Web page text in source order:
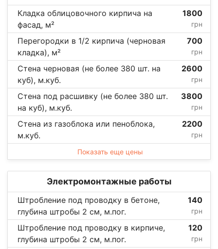
Кладка облицовочного кирпича на
фасад, м²
1800
грн
Перегородки в 1/2 кирпича (черновая
кладка), м²
700
грн
Стена черновая (не более 380 шт. на
куб), м.куб.
2600
грн
Стена под расшивку (не более 380 шт.
на куб), м.куб.
3800
грн
Стена из газоблока или пеноблока,
м.куб.
2200
грн
Показать еще цены
Электромонтажные работы
Штробление под проводку в бетоне,
глубина штробы 2 см, м.пог.
140
грн
Штробление под проводку в кирпиче,
глубина штробы 2 см, м.пог.
120
грн